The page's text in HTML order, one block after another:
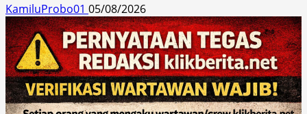
KamiluProbo01 05/08/2026